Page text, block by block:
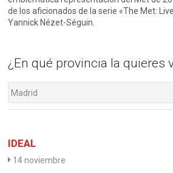
de los aficionados de la serie «The Met:
Yannick Nézet-Séguin.
¿En qué provincia la quieres
Madrid
IDEAL
14 noviembre